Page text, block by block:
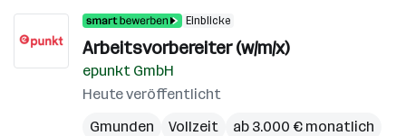
Einblicke
Arbeitsvorbereiter (w/m/x)
epunkt GmbH
Heute veröffentlicht
Gmunden
Vollzeit ab 3.000 € monatlich